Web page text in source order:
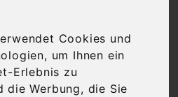
Cookies und
um Ihnen ein
Erlebnis zu
die Werbung, die Sie